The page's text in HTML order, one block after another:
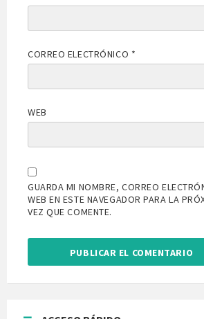
CORREO ELECTRÓNICO *
WEB
GUARDA MI NOMBRE, CORREO
WEB EN ESTE NAVEGADOR PARA LA
VEZ QUE COMENTE.